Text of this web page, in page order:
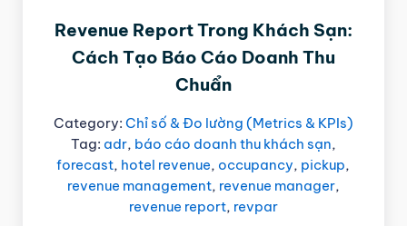
Revenue Report Trong Khách Sạn:
Cách Tạo Báo Cáo Doanh Thu
Chuẩn
Category: Chỉ số & Đo lường (Metrics & KPIs)
Tag: adr, báo cáo doanh thu khách sạn,
forecast, hotel revenue, occupancy, pickup,
revenue management, revenue manager,
revenue report, revpar